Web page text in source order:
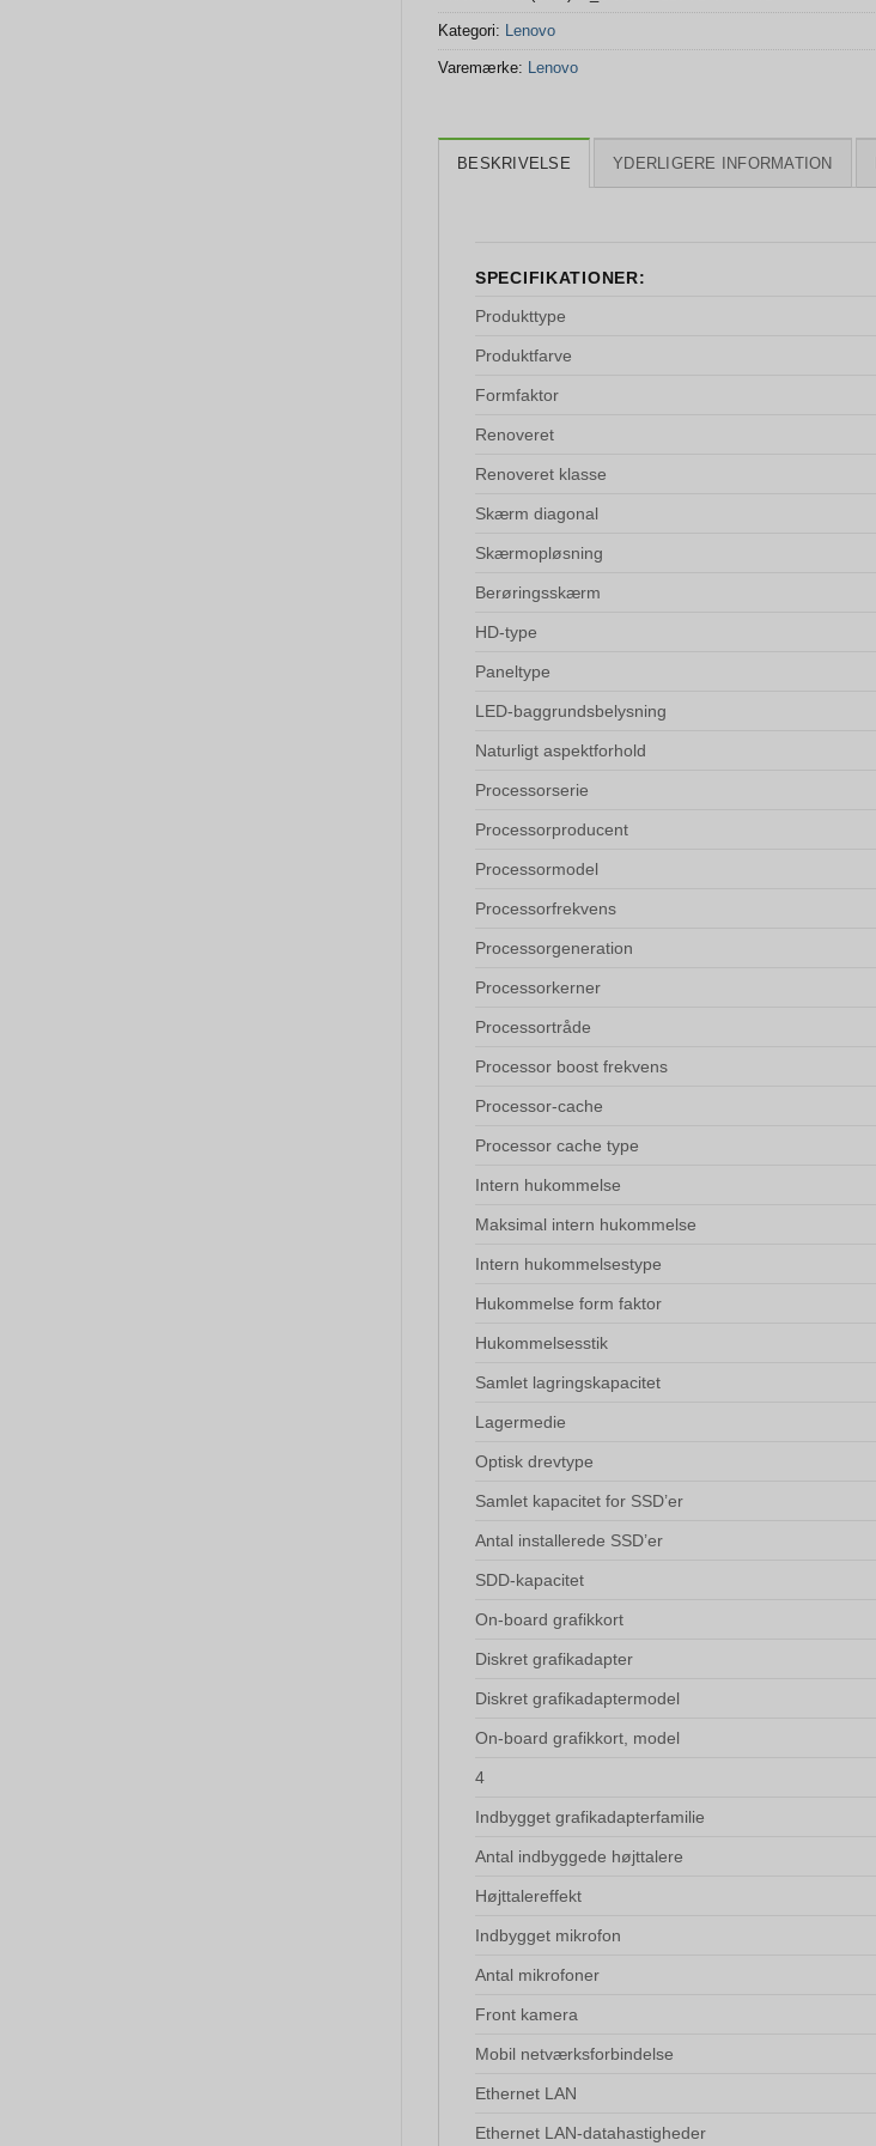
Kategori: Lenovo
Varemærke: Lenovo
BESKRIVELSE YDERLIGERE INFORMATION
SPECIFIKATIONER:
Produkttype
Produktfarve
Formfaktor
Renoveret
Renoveret klasse
Skærm diagonal
Skærmopløsning
Berøringsskærm
HD-type
Paneltype
LED-baggrundsbelysning
Naturligt aspektforhold
Processorserie
Processorproducent
Processormodel
Processorfrekvens
Processorgeneration
Processorkerner
Processortråde
Processor boost frekvens
Processor-cache
Processor cache type
Intern hukommelse
Maksimal intern hukommelse
Intern hukommelsestype
Hukommelse form faktor
Hukommelsesstik
Samlet lagringskapacitet
Lagermedie
Optisk drevtype
Samlet kapacitet for SSD’er
Antal installerede SSD’er
SDD-kapacitet
On-board grafikkort
Diskret grafikadapter
Diskret grafikadaptermodel
On-board grafikkort, model
4
Indbygget grafikadapterfamilie
Antal indbyggede højttalere
Højttalereffekt
Indbygget mikrofon
Antal mikrofoner
Front kamera
Mobil netværksforbindelse
Ethernet LAN
Ethernet LAN-datahastigheder